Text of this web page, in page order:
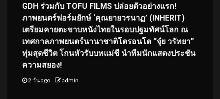
GDH ร่วมกับ TOFU FILMS ปล่อยตัวอย่างแรก!
ภาพยนตร์ฟอร์มยักษ์ ‘คุณยายวรนาฏ’ (INHERIT)
เตรียมคายตะขาบหนังไทยในรอบปฐมทัศน์โลก ณ
เทศกาลภาพยนตร์นานาชาติโตรอนโต “จุ๋ย วรัทยา”
ทุ่มสุดชีวิต โกนหัวรับบทแม่ชี นำทีมนักแสดงประชัน
ความสยอง!
2 วัน ago admin